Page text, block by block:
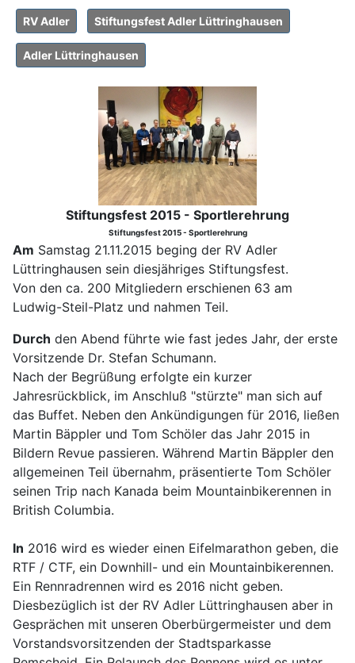
RV Adler Stiftungsfest Adler Lüttringhausen
Adler Lüttringhausen
Stiftungsfest 2015 - Sportlerehrung
Stiftungsfest 2015 - Sportlerehrung
Am Samstag 21.11.2015 beging der RV Adler
Lüttringhausen sein diesjähriges Stiftungsfest.
Von den ca. 200 Mitgliedern erschienen 63 am
Ludwig-Steil-Platz und nahmen Teil.
Durch den Abend führte wie fast jedes Jahr, der erste
Vorsitzende Dr. Stefan Schumann.
Nach der Begrüßung erfolgte ein kurzer
Jahresrückblick, im Anschluß "stürzte" man sich auf
das Buffet. Neben den Ankündigungen für 2016, ließen
Martin Bäppler und Tom Schöler das Jahr 2015 in
Bildern Revue passieren. Während Martin Bäppler den
allgemeinen Teil übernahm, präsentierte Tom Schöler
seinen Trip nach Kanada beim Mountainbikerennen in
British Columbia.
In 2016 wird es wieder einen Eifelmarathon geben, die
RTF / CTF, ein Downhill- und ein Mountainbikerennen.
Ein Rennradrennen wird es 2016 nicht geben.
Diesbezüglich ist der RV Adler Lüttringhausen aber in
Gesprächen mit unseren Oberbürgermeister und dem
Vorstandsvorsitzenden der Stadtsparkasse